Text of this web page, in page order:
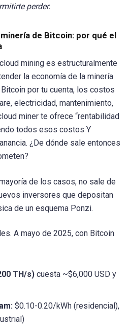
perder.
de Bitcoin: por qué el
mining es estructuralmente
la economía de la minería
por tu cuenta, los costos
electricidad, mantenimiento,
miner te ofrece “rentabilidad
todos esos costos Y
¿De dónde sale entonces
de los casos, no sale de
inversores que depositan
de un esquema Ponzi.
A mayo de 2025, con Bitcoin
TH/s) cuesta ~$6,000 USD y
$0.10-0.20/kWh (residencial),